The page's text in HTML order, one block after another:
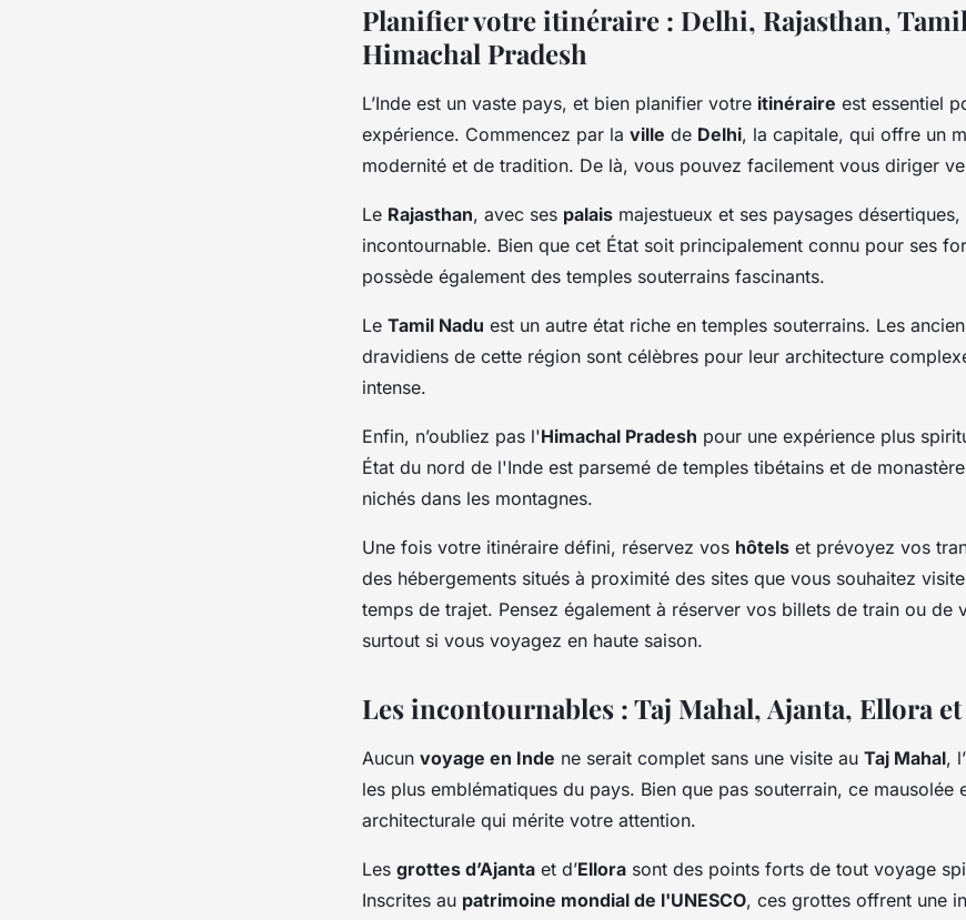
Planifier votre itinéraire : Delhi, Rajasthan,
Himachal Pradesh
L’Inde est un vaste pays, et bien planifier votre itinéraire est essentiel
expérience. Commencez par la ville de Delhi, la capitale, qui offre un
modernité et de tradition. De là, vous pouvez facilement vous diriger
Le Rajasthan, avec ses palais majestueux et ses paysages
incontournable. Bien que cet État soit principalement connu pour ses
possède également des temples souterrains fascinants.
Le Tamil Nadu est un autre état riche en temples souterrains. Les
dravidiens de cette région sont célèbres pour leur architecture
intense.
Enfin, n’oubliez pas l'Himachal Pradesh pour une expérience plus
État du nord de l'Inde est parsemé de temples tibétains et de
nichés dans les montagnes.
Une fois votre itinéraire défini, réservez vos hôtels et prévoyez vos
des hébergements situés à proximité des sites que vous souhaitez
temps de trajet. Pensez également à réserver vos billets de train ou de
surtout si vous voyagez en haute saison.
Les incontournables : Taj Mahal, Ajanta, Ellora
Aucun voyage en Inde ne serait complet sans une visite au Taj Mahal,
les plus emblématiques du pays. Bien que pas souterrain, ce mausolée
architecturale qui mérite votre attention.
Les grottes d’Ajanta et d’Ellora sont des points forts de tout voyage
Inscrites au patrimoine mondial de l'UNESCO, ces grottes offrent une